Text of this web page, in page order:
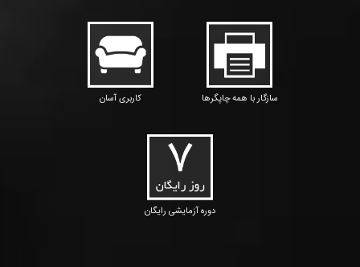
سازگار با همه چاپگرها کاربری آسان
دوره آزمایشی رایگان